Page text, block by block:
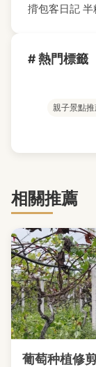
揹包客日記 半
# 熱門標籤
親子景點
相關推薦
葡萄种植修